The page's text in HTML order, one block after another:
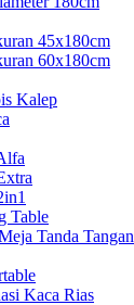
45x180cm
60x180cm
Kalep
Table
Tanda Tangan
Kaca Rias